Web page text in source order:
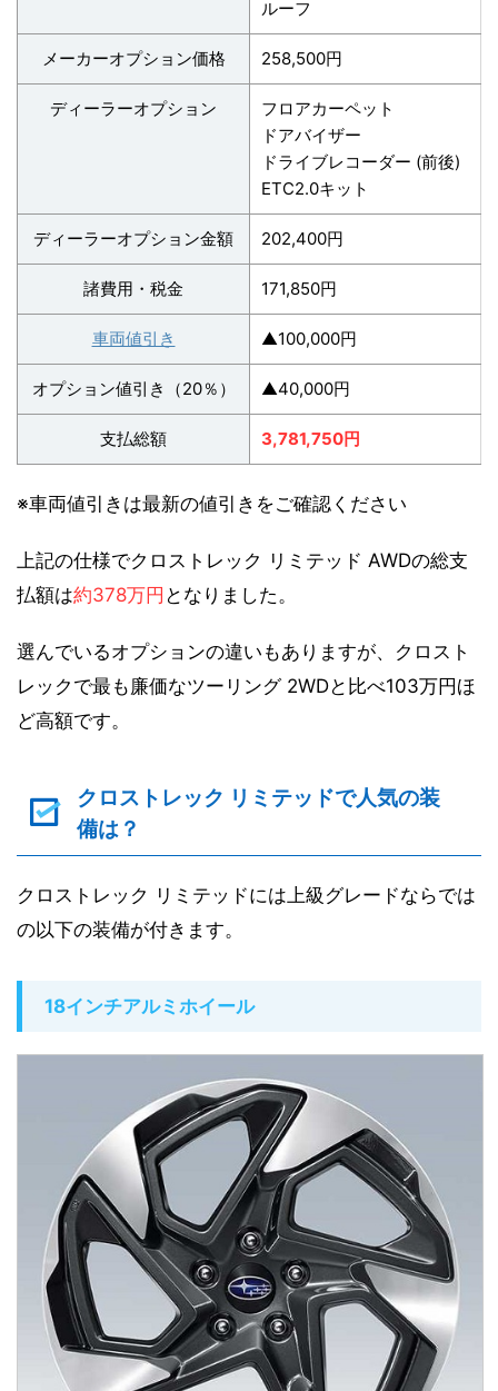
ルーフ
メーカーオプション価格 258,500円
ディーラーオプション
フロアカーペット
ドアバイザー
ドライブレコーダー (前後)
ETC2.0キット
ディーラーオプション金額 202,400円
諸費用・税金 171,850円
車両値引き ▲100,000円
オプション値引き（20％） ▲40,000円
支払総額 3,781,750円
※車両値引きは最新の値引きをご確認ください
上記の仕様でクロストレック リミテッド AWDの総支
払額は約378万円 となりました。
選んでいるオプションの違いもありますが、クロスト
レックで最も廉価なツーリング 2WDと比べ103万円ほ
ど高額です。
クロストレック リミテッドで人気の装
備は？
クロストレック リミテッドには上級グレードならでは
の以下の装備が付きます。
18インチアルミホイール